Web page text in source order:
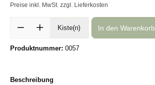
Preise inkl. MwSt. zzgl. Lieferkosten
Kiste(n) In den Warenkorb
Produktnummer: 0057
Beschreibung